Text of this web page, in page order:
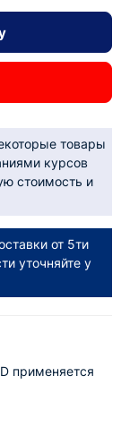
товары
курсов
стоимость и
от 5ти
уточняйте у
применяется